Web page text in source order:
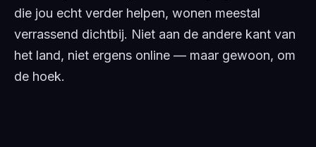
die jou echt verder helpen, wonen meestal
verrassend dichtbij. Niet aan de andere kant van
het land, niet ergens online — maar gewoon, om
de hoek.